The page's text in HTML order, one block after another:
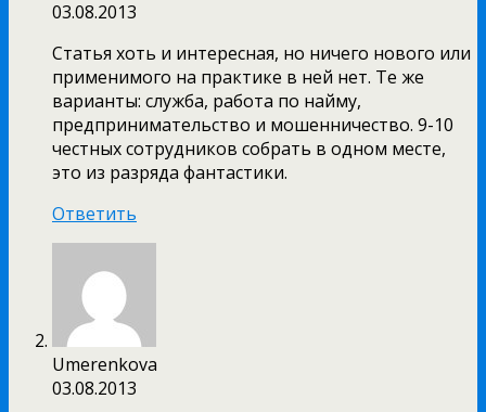
03.08.2013
Статья хоть и интересная, но ничего нового или
применимого на практике в ней нет. Те же
варианты: служба, работа по найму,
предпринимательство и мошенничество. 9-10
честных сотрудников собрать в одном месте,
это из разряда фантастики.
Ответить
Umerenkova
03.08.2013